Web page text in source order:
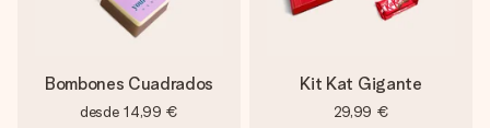
Bombones Cuadrados
desde 14,99 €
Kit Kat Gigante
29,99 €